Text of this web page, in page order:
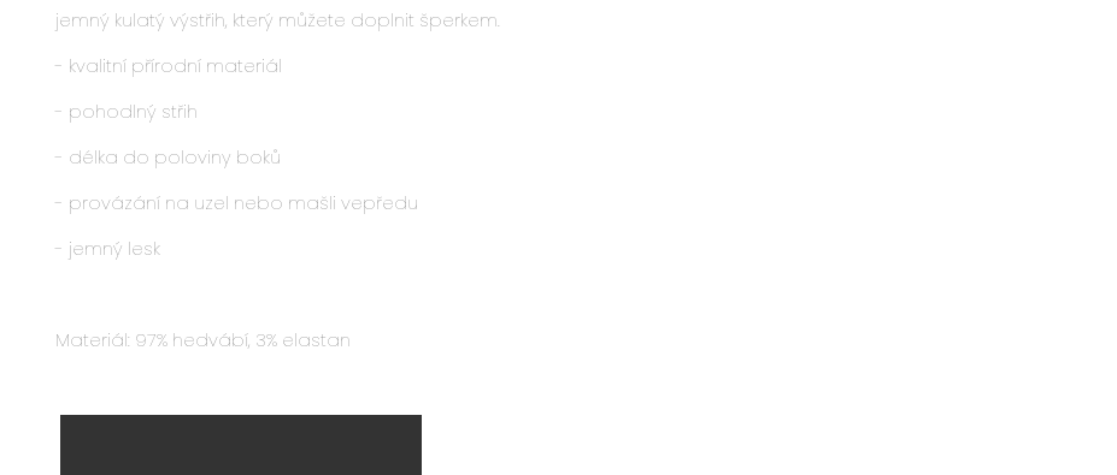
jemný kulatý výstřih, který můžete doplnit šperkem.
- kvalitní přírodní materiál
- pohodlný střih
- délka do poloviny boků
- provázání na uzel nebo mašli vepředu
- jemný lesk
Materiál: 97% hedvábí, 3% elastan